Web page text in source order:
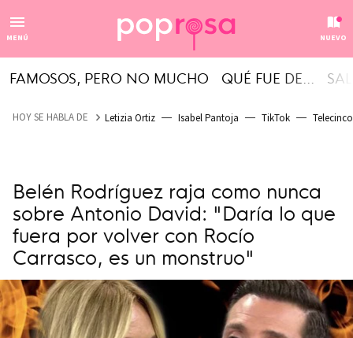
MENÚ NUEVO
FAMOSOS, PERO NO MUCHO QUÉ FUE DE...
HOY SE HABLA DE Letizia Ortiz Isabel Pantoja TikTok Telecinco
Belén Rodríguez raja como nunca
sobre Antonio David: "Daría lo que
fuera por volver con Rocío
Carrasco, es un monstruo"